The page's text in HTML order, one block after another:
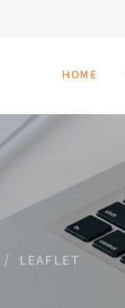
HOME
LEAFLET